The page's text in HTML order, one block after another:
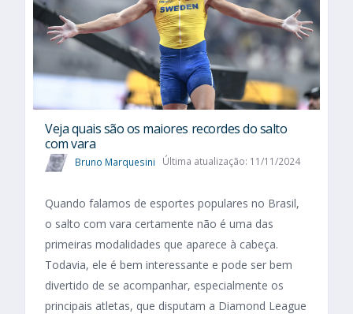
Veja quais são os maiores recordes do salto
com vara
Bruno Marquesini Última atualização: 11/11/2024
Quando falamos de esportes populares no Brasil,
o salto com vara certamente não é uma das
primeiras modalidades que aparece à cabeça.
Todavia, ele é bem interessante e pode ser bem
divertido de se acompanhar, especialmente os
principais atletas, que disputam a Diamond League